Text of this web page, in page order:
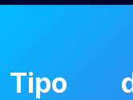
Tipo